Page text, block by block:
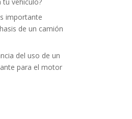
importante
de un camión
del uso de un
para el motor